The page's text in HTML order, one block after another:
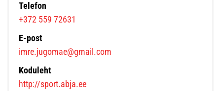
Telefon
+372 559 72631
E-post
imre.jugomae@gmail.com
Koduleht
http://sport.abja.ee